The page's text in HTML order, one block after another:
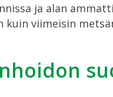
ja alan
kuin viimeisin